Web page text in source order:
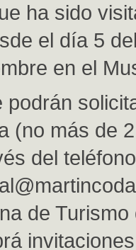
ha sido
el día 5
en el
podrán
(no más de
del
de